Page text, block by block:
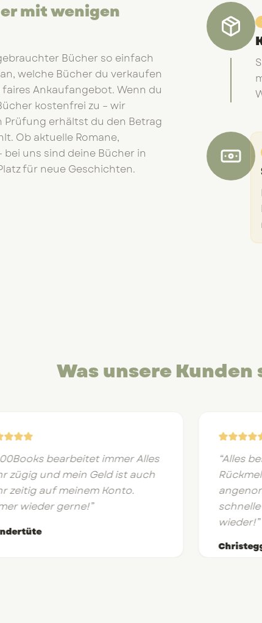
mit wenigen
Bücher so einfach
welche Bücher du verkaufen
Ankaufangebot. Wenn du
kostenfrei zu – wir
Prüfung erhältst du den Betrag
Ob aktuelle Romane,
uns sind deine Bücher in
für neue Geschichten.
Was unsere Kunden
bearbeitet immer Alles
zügig und mein Geld ist auch
zeitig auf meinem Konto.
wieder gerne!”
Alles
schnelle
wieder!”
Christegg